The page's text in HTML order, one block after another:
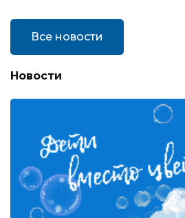
Все новости
Новости